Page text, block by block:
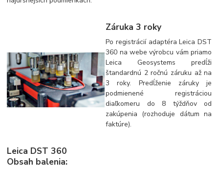
Záruka 3 roky
Po registrácií adaptéra Leica DST
360 na webe výrobcu vám priamo
Leica Geosystems predĺži
štandardnú 2 ročnú záruku až na
3 roky. Predĺženie záruky je
podmienené registráciou
diaľkomeru do 8 týždňov od
zakúpenia (rozhoduje dátum na
faktúre).
Leica DST 360
Obsah balenia: